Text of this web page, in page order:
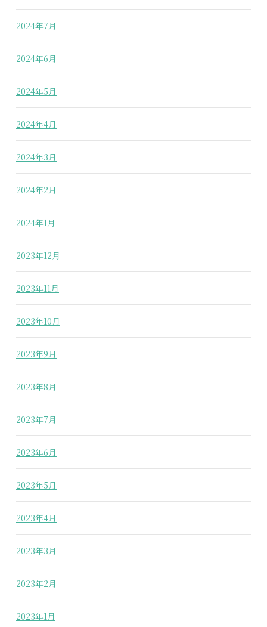
2024年7月
2024年6月
2024年5月
2024年4月
2024年3月
2024年2月
2024年1月
2023年12月
2023年11月
2023年10月
2023年9月
2023年8月
2023年7月
2023年6月
2023年5月
2023年4月
2023年3月
2023年2月
2023年1月